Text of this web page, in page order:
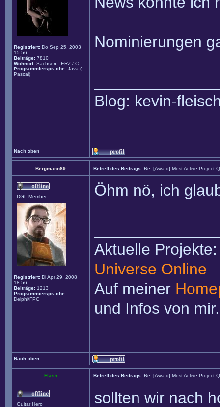
Registriert: Do Sep 25, 2003
15:56
Beiträge: 7810
Wohnort: Sachsen - ERZ / C
Programmiersprache: Java (,
Pascal)
Nominierungen
Blog: kevin-
Nach oben
Bergmann89 Betreff des Beitrags: Re: [Award] Most Active Project
DGL Member
Registriert: Di Apr 29, 2008
18:56
Beiträge: 1213
Programmiersprache:
Delphi/FPC
Öhm nö, ich
Aktuelle
Universe Online
Auf meiner
und Infos von mir.
Nach oben
Flash Betreff des Beitrags: Re: [Award] Most Active Project
Guitar Hero sollten wir nach